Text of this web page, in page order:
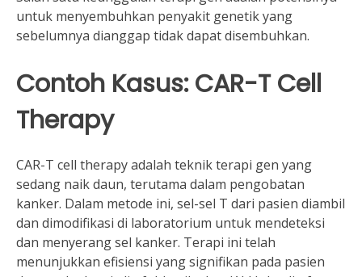
untuk menyembuhkan penyakit genetik yang
sebelumnya dianggap tidak dapat disembuhkan.
Contoh Kasus: CAR-T Cell
Therapy
CAR-T cell therapy adalah teknik terapi gen yang
sedang naik daun, terutama dalam pengobatan
kanker. Dalam metode ini, sel-sel T dari pasien diambil
dan dimodifikasi di laboratorium untuk mendeteksi
dan menyerang sel kanker. Terapi ini telah
menunjukkan efisiensi yang signifikan pada pasien